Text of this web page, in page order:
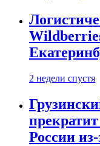
2 недели спустя
России